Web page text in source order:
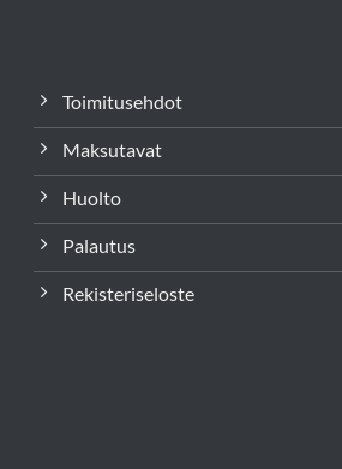
Toimitusehdot
Maksutavat
Huolto
Palautus
Rekisteriseloste